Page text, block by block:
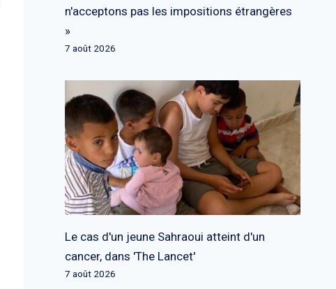
n'acceptons pas les impositions étrangères
»
7 août 2026
Le cas d'un jeune Sahraoui atteint d'un
cancer, dans 'The Lancet'
7 août 2026